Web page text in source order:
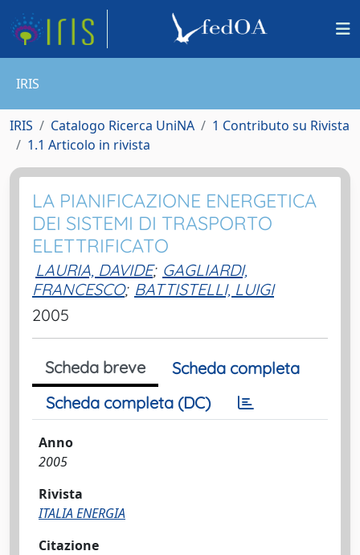
IRIS
IRIS Catalogo Ricerca UniNA
1 Contributo su Rivista
1.1 Articolo in rivista
LA PIANIFICAZIONE ENERGETICA
DEI SISTEMI DI TRASPORTO
ELETTRIFICATO
LAURIA, DAVIDE; GAGLIARDI,
FRANCESCO; BATTISTELLI, LUIGI
2005
Scheda breve
Scheda completa
Scheda completa (DC)
Anno
2005
Rivista
ITALIA ENERGIA
Citazione